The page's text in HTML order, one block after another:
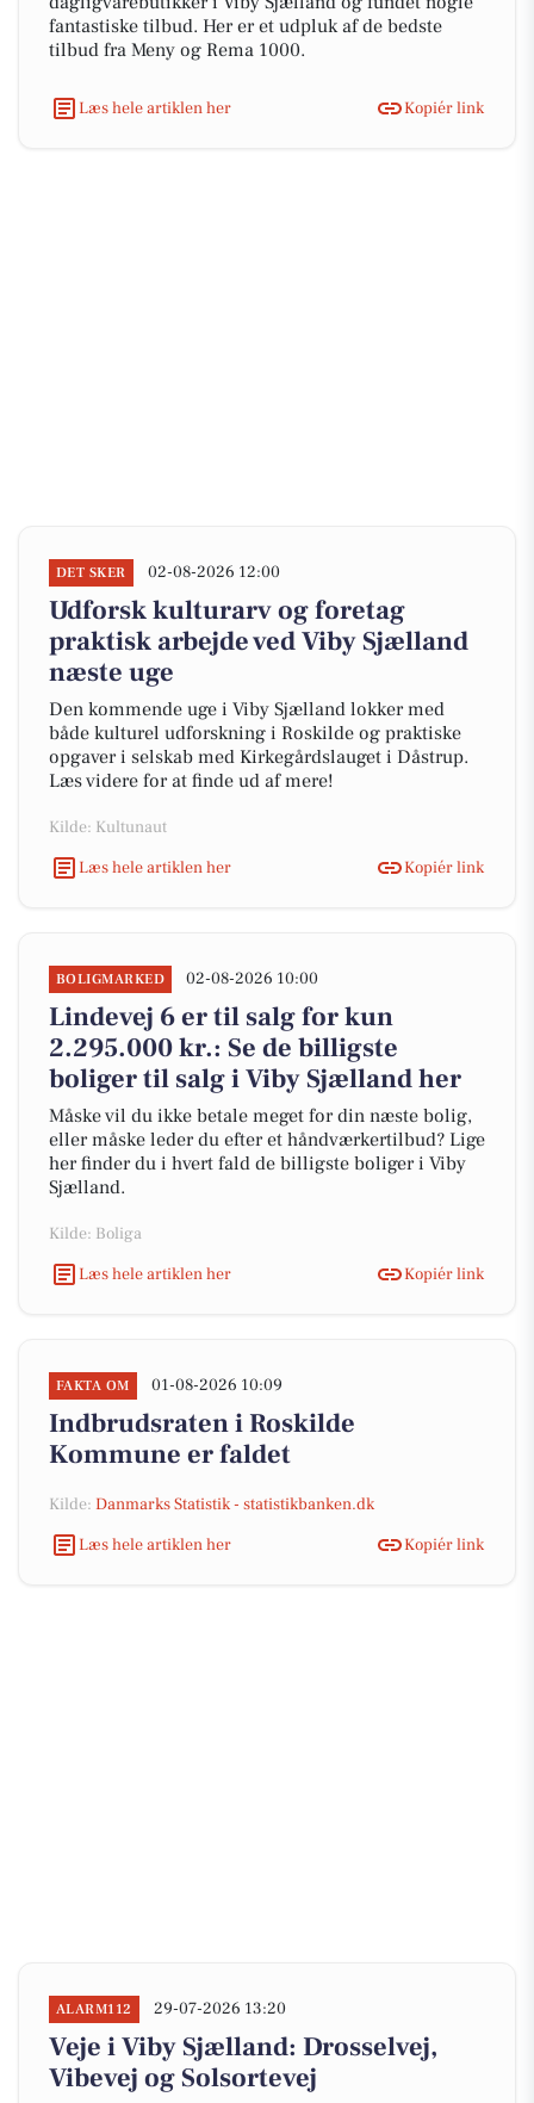
fantastiske tilbud. Her er et udpluk af de bedste
tilbud fra Meny og Rema 1000.
Læs hele artiklen her Kopiér link
DET SKER 02-08-2026 12:00
Udforsk kulturarv og foretag
praktisk arbejde ved Viby Sjælland
næste uge
Den kommende uge i Viby Sjælland lokker med
både kulturel udforskning i Roskilde og praktiske
opgaver i selskab med Kirkegårdslauget i Dåstrup.
Læs videre for at finde ud af mere!
Kilde: Kultunaut
Læs hele artiklen her
Kopiér link
BOLIGMARKED 02-08-2026 10:00
Lindevej 6 er til salg for kun
2.295.000 kr.: Se de billigste
boliger til salg i Viby Sjælland her
Måske vil du ikke betale meget for din næste bolig,
eller måske leder du efter et håndværkertilbud? Lige
her finder du i hvert fald de billigste boliger i Viby
Sjælland.
Kilde: Boliga
Læs hele artiklen her
Kopiér link
FAKTA OM 01-08-2026 10:09
Indbrudsraten i Roskilde
Kommune er faldet
Kilde: Danmarks Statistik - statistikbanken.dk
Læs hele artiklen her
Kopiér link
ALARM112 29-07-2026 13:20
Veje i Viby Sjælland: Drosselvej,
Vibevej og Solsortevej